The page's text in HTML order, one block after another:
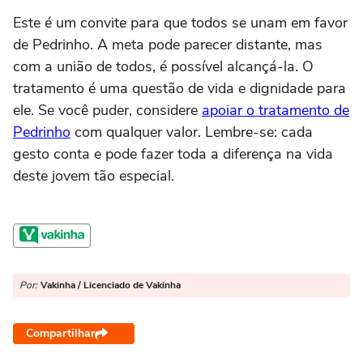
Este é um convite para que todos se unam em favor
de Pedrinho. A meta pode parecer distante, mas
com a união de todos, é possível alcançá-la. O
tratamento é uma questão de vida e dignidade para
ele. Se você puder, considere apoiar o tratamento de
Pedrinho com qualquer valor. Lembre-se: cada
gesto conta e pode fazer toda a diferença na vida
deste jovem tão especial.
Por: Vakinha / Licenciado de Vakinha
Compartilhar